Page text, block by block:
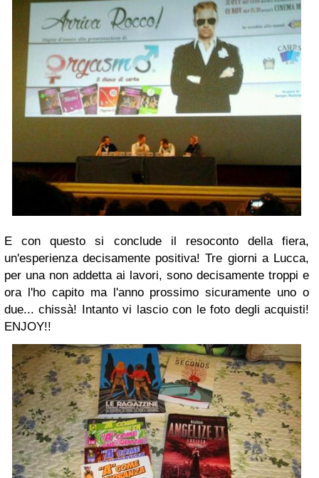
E con questo si conclude il resoconto della fiera,
un'esperienza decisamente positiva! Tre giorni a Lucca,
per una non addetta ai lavori, sono decisamente troppi e
ora l'ho capito ma l'anno prossimo sicuramente uno o
due... chissà! Intanto vi lascio con le foto degli acquisti!
ENJOY!!